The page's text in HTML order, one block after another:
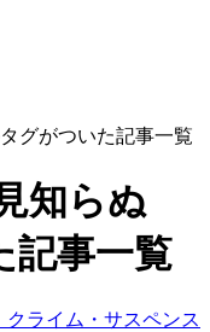
グがついた記事一覧
知らぬ
記事一覧
クライム・サスペンス